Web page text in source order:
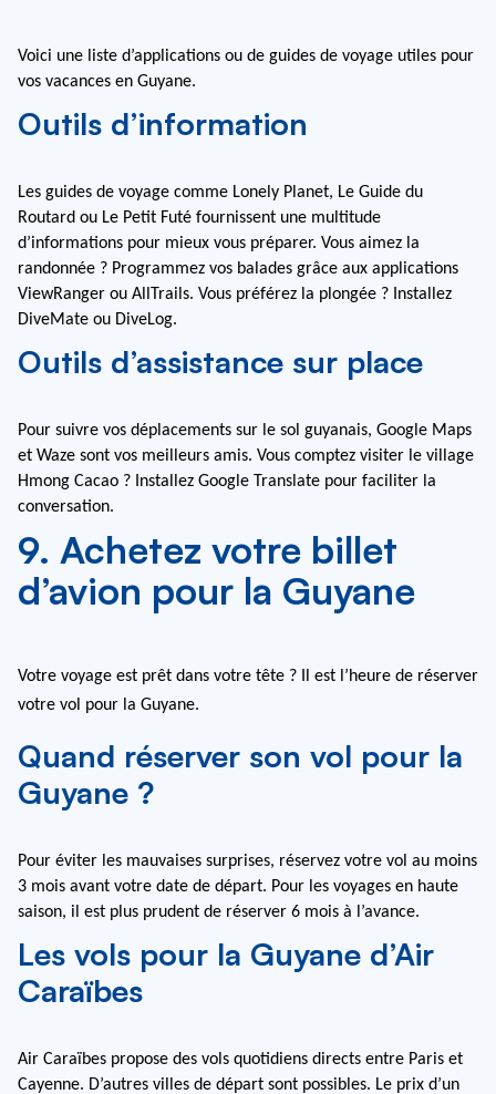
Voici une liste d’applications ou de guides de voyage utiles pour
vos vacances en Guyane.
Outils d’information
Les guides de voyage comme Lonely Planet, Le Guide du
Routard ou Le Petit Futé fournissent une multitude
d’informations pour mieux vous préparer. Vous aimez la
randonnée ? Programmez vos balades grâce aux applications
ViewRanger ou AllTrails. Vous préférez la plongée ? Installez
DiveMate ou DiveLog.
Outils d’assistance sur place
Pour suivre vos déplacements sur le sol guyanais, Google Maps
et Waze sont vos meilleurs amis. Vous comptez visiter le village
Hmong Cacao ? Installez Google Translate pour faciliter la
conversation.
9. Achetez votre billet
d’avion pour la Guyane
Votre voyage est prêt dans votre tête ? Il est l’heure de réserver
votre vol pour la Guyane.
Quand réserver son vol pour la
Guyane ?
Pour éviter les mauvaises surprises, réservez votre vol au moins
3 mois avant votre date de départ. Pour les voyages en haute
saison, il est plus prudent de réserver 6 mois à l’avance.
Les vols pour la Guyane d’Air
Caraïbes
Air Caraïbes propose des vols quotidiens directs entre Paris et
Cayenne. D’autres villes de départ sont possibles. Le prix d’un